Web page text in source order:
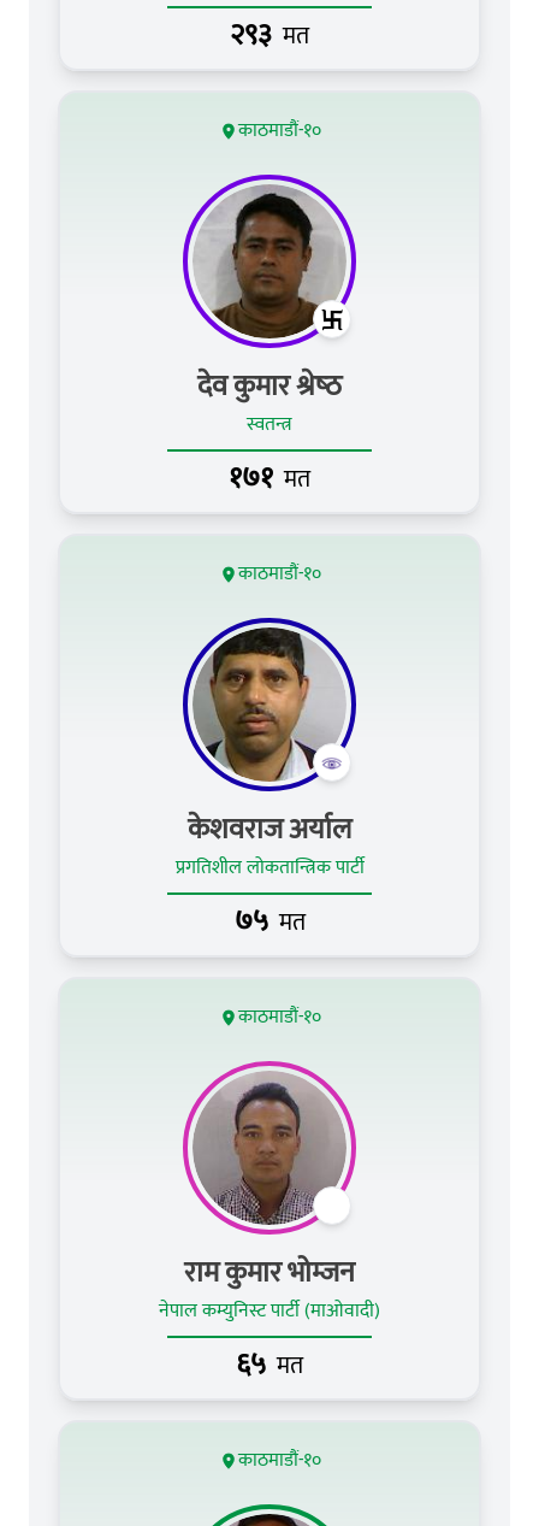
२९३ मत
काठमाडौं-१०
देव कुमार श्रेष्‍ठ
स्वतन्त्र
१७१ मत
काठमाडौं-१०
केशवराज अर्याल
प्रगतिशील लोकतान्त्रिक पार्टी
७५ मत
काठमाडौं-१०
राम कुमार भोम्‍जन
नेपाल कम्युनिस्ट पार्टी (माओवादी)
६५ मत
काठमाडौं-१०